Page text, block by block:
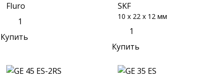
Fluro
Купить
SKF
10 x 22 x 12 мм
Купить